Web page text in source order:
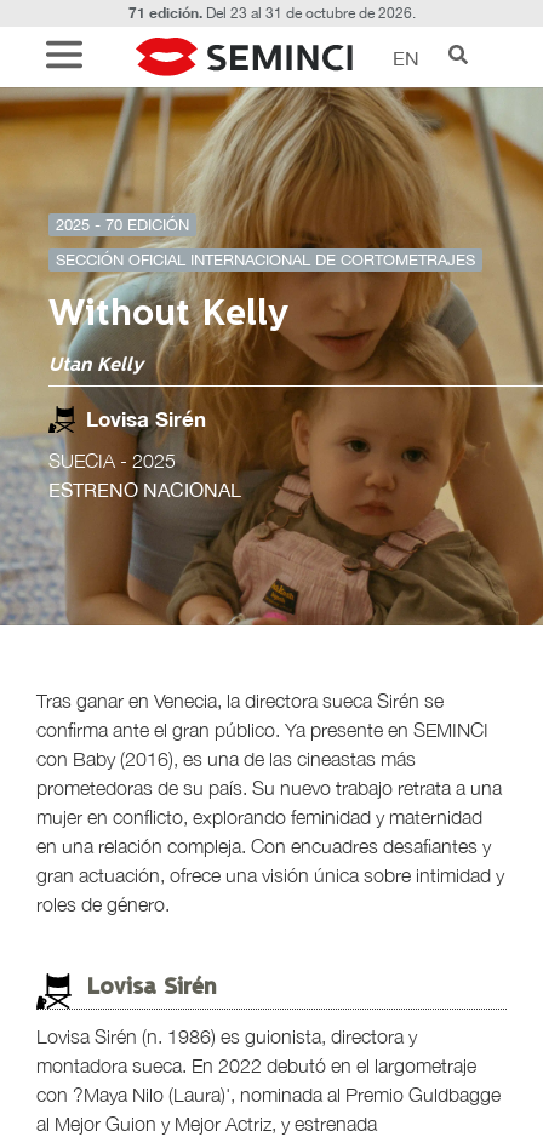
71 edición.Del 23 al 31 de octubre de 2026.
EN
2025 - 70 EDICIÓN
SECCIÓN OFICIAL INTERNACIONAL DE CORTOMETRAJES
Without Kelly
Utan Kelly
Lovisa Sirén
SUECIA - 2025
ESTRENO NACIONAL
Tras ganar en Venecia, la directora sueca Sirén se
confirma ante el gran público. Ya presente en SEMINCI
con Baby (2016), es una de las cineastas más
prometedoras de su país. Su nuevo trabajo retrata a una
mujer en conflicto, explorando feminidad y maternidad
en una relación compleja. Con encuadres desafiantes y
gran actuación, ofrece una visión única sobre intimidad y
roles de género.
Lovisa Sirén
Lovisa Sirén (n. 1986) es guionista, directora y
montadora sueca. En 2022 debutó en el largometraje
con ?Maya Nilo (Laura)', nominada al Premio Guldbagge
al Mejor Guion y Mejor Actriz, y estrenada